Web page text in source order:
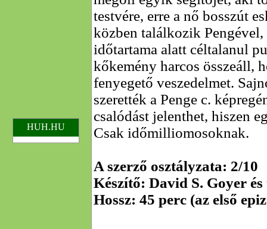
testvére, erre a nő bosszút
közben találkozik Pengével,
időtartama alatt céltalanul
kőkemény harcos összeáll,
fenyegető veszedelmet.
szerették a Penge c.
csalódást jelenthet, hiszen
Csak időmilliomosoknak.
A szerző osztályzata: 2/10
Készítő: David S. Goyer
Hossz: 45 perc (az első
HUH.HU